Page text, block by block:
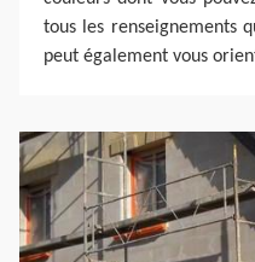
tous les renseignements
peut également vous